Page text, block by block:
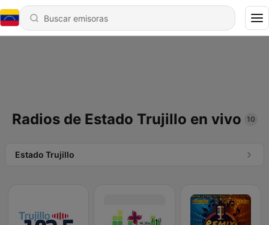
Radios de Estado Trujillo en vivo 10
Estado Trujillo